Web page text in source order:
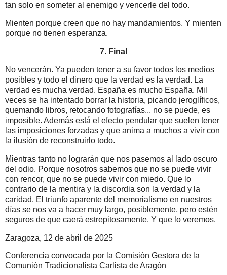
tan solo en someter al enemigo y vencerle del todo.
Mienten porque creen que no hay mandamientos. Y mienten
porque no tienen esperanza.
7. Final
No vencerán. Ya pueden tener a su favor todos los medios
posibles y todo el dinero que la verdad es la verdad. La
verdad es mucha verdad. España es mucho España. Mil
veces se ha intentado borrar la historia, picando jeroglíficos,
quemando libros, retocando fotografías... no se puede, es
imposible. Además está el efecto pendular que suelen tener
las imposiciones forzadas y que anima a muchos a vivir con
la ilusión de reconstruirlo todo.
Mientras tanto no lograrán que nos pasemos al lado oscuro
del odio. Porque nosotros sabemos que no se puede vivir
con rencor, que no se puede vivir con miedo. Que lo
contrario de la mentira y la discordia son la verdad y la
caridad. El triunfo aparente del memorialismo en nuestros
días se nos va a hacer muy largo, posiblemente, pero estén
seguros de que caerá estrepitosamente. Y que lo veremos.
Zaragoza, 12 de abril de 2025
Conferencia convocada por la Comisión Gestora de la
Comunión Tradicionalista Carlista de Aragón